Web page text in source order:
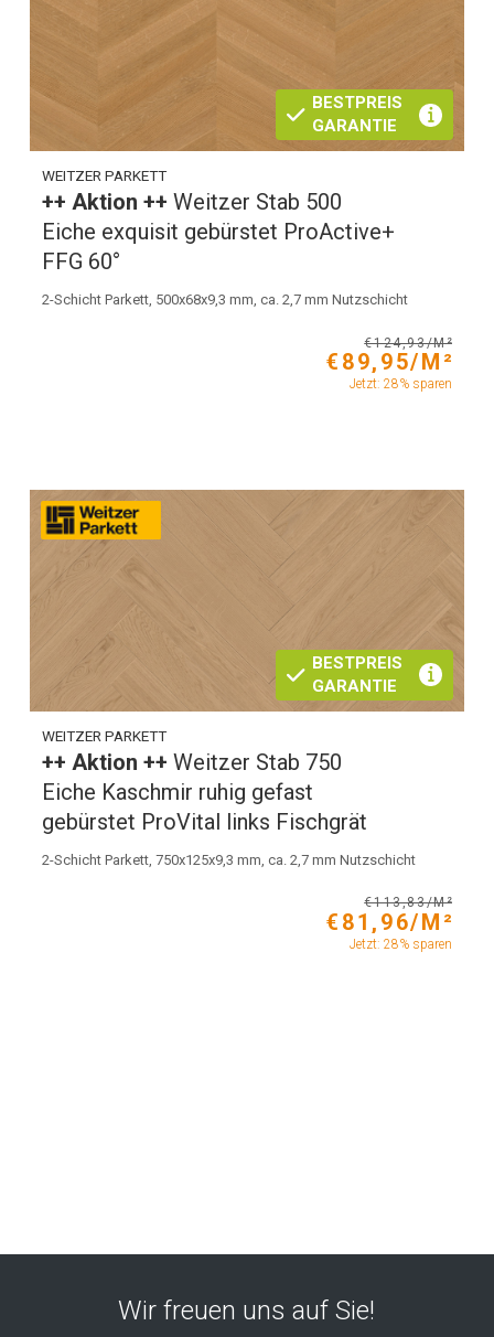
BESTPREIS
GARANTIE
WEITZER PARKETT
++ Aktion ++Weitzer Stab 500
Eiche exquisit gebürstet ProActive+
FFG 60°
2-Schicht Parkett, 500x68x9,3 mm, ca. 2,7 mm Nutzschicht
€124,93/M²
€89,95/M²
Jetzt: 28% sparen
BESTPREIS
GARANTIE
WEITZER PARKETT
++ Aktion ++Weitzer Stab 750
Eiche Kaschmir ruhig gefast
gebürstet ProVital links Fischgrät
2-Schicht Parkett, 750x125x9,3 mm, ca. 2,7 mm Nutzschicht
€113,83/M²
€81,96/M²
Jetzt: 28% sparen
Wir freuen uns auf Sie!